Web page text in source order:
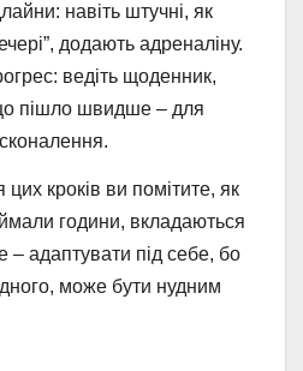
навіть штучні, як
додають адреналіну.
ведіть щоденник,
пішло швидше – для
кроків ви помітите, як
години, вкладаються
– адаптувати під себе, бо
може бути нудним